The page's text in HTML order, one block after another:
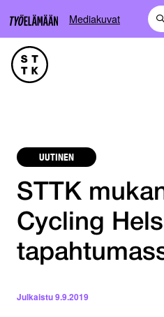
Mediakuvat
UUTINEN
STTK
Cycling
Julkaistu9.9.2019